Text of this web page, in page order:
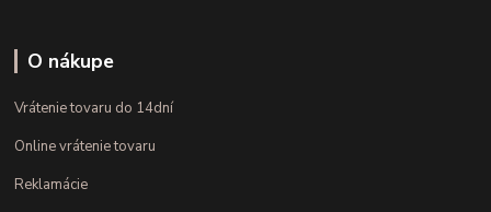
O nákupe
Vrátenie tovaru do 14dní
Online vrátenie tovaru
Reklamácie